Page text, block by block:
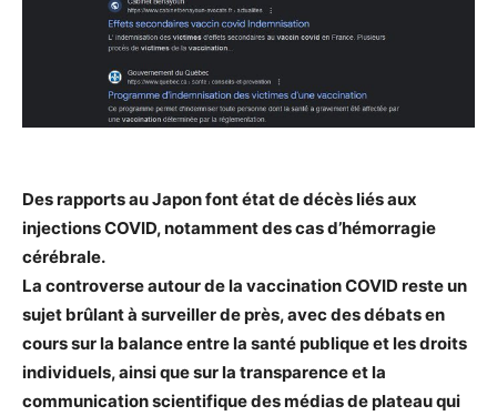
Des rapports au Japon font état de décès liés aux
injections COVID, notamment des cas d’hémorragie
cérébrale.
La controverse autour de la vaccination COVID reste un
sujet brûlant à surveiller de près, avec des débats en
cours sur la balance entre la santé publique et les droits
individuels, ainsi que sur la transparence et la
communication scientifique des médias de plateau qui